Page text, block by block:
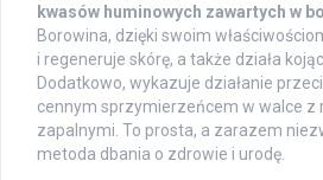
kwasów huminowych zawartych w
Borowina, dzięki swoim
i regeneruje skórę, a także działa
Dodatkowo, wykazuje działanie
cennym sprzymierzeńcem w walce z
zapalnymi. To prosta, a zarazem
metoda dbania o zdrowie i urodę.